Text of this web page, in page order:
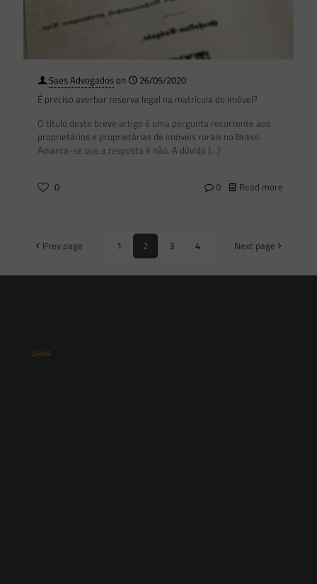
Saes Advogadoson
26/05/2020
É preciso averbar reserva legal na matrícula do imóvel?
O título deste breve artigo é uma pergunta recorrente aos
proprietários e proprietárias de imóveis rurais no Brasil.
Adianta-se que a resposta é não. A dúvida […]
0 0 Read more
Prev page 1 2 3 4 Next page
Saes